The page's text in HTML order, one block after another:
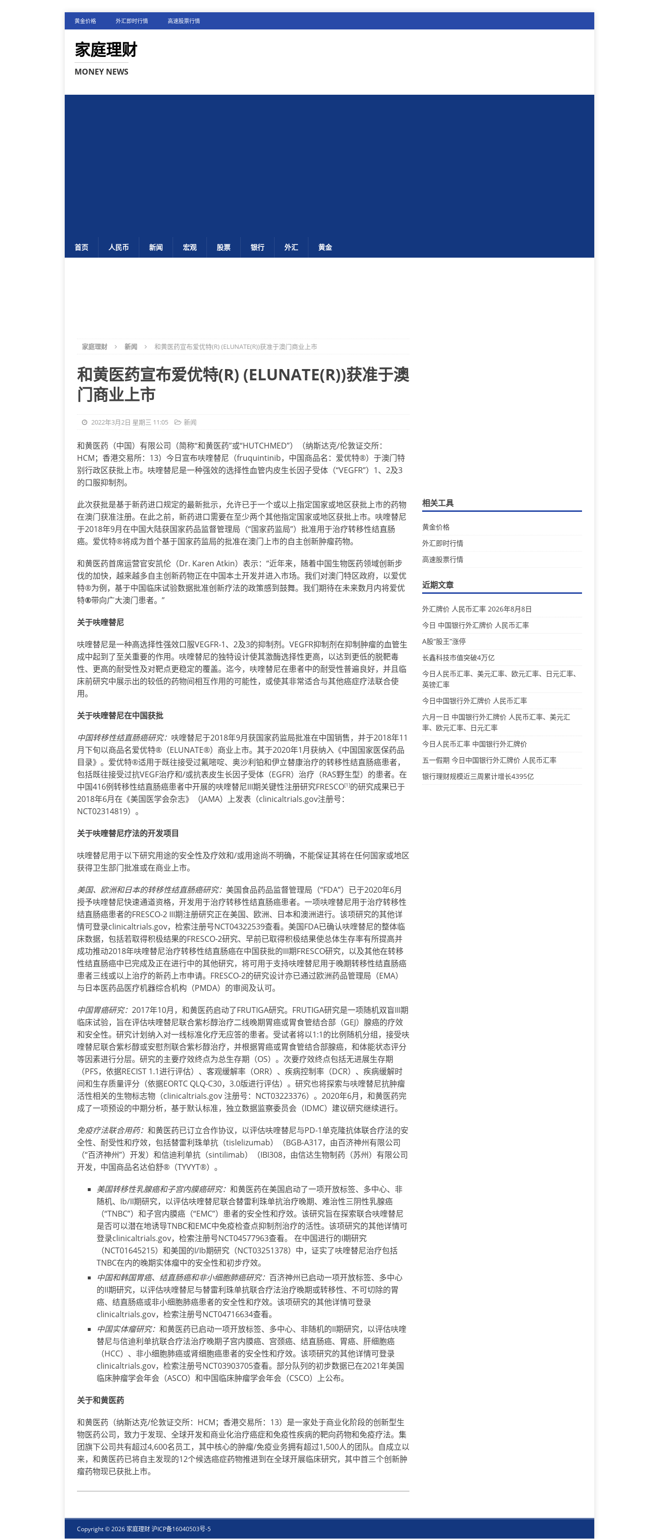
黄金价格 外汇即时行情 高速股票行情
家庭理财
MONEY NEWS
首页 人民币 新闻 宏观 股票 银行 外汇 黄金
家庭理财 新闻 和黄医药宣布爱优特(R) (ELUNATE(R))获准于澳门商业上市
和黄医药宣布爱优特(R) (ELUNATE(R))获准于澳
门商业上市
2022年3月2日 星期三 11:05 新闻
和黄医药（中国）有限公司（简称“和黄医药”或“HUTCHMED”）（纳斯达克/伦敦证交所：
HCM；香港交易所：13）今日宣布呋喹替尼（fruquintinib，中国商品名：爱优特®）于澳门特
别行政区获批上市。呋喹替尼是一种强效的选择性血管内皮生长因子受体（“VEGFR”）1、2及3
的口服抑制剂。
此次获批是基于新药进口规定的最新批示，允许已于一个或以上指定国家或地区获批上市的药物
在澳门获准注册。在此之前，新药进口需要在至少两个其他指定国家或地区获批上市。呋喹替尼
于2018年9月在中国大陆获国家药品监督管理局（“国家药监局”）批准用于治疗转移性结直肠
癌。爱优特®将成为首个基于国家药监局的批准在澳门上市的自主创新肿瘤药物。
和黄医药首席运营官安凯伦（Dr. Karen Atkin）表示：“近年来，随着中国生物医药领域创新步
伐的加快，越来越多自主创新药物正在中国本土开发并进入市场。我们对澳门特区政府，以爱优
特®为例，基于中国临床试验数据批准创新疗法的政策感到鼓舞。我们期待在未来数月内将爱优
特®带向广大澳门患者。”
关于呋喹替尼
呋喹替尼是一种高选择性强效口服VEGFR-1、2及3的抑制剂。VEGFR抑制剂在抑制肿瘤的血管生
成中起到了至关重要的作用。呋喹替尼的独特设计使其激酶选择性更高，以达到更低的脱靶毒
性、更高的耐受性及对靶点更稳定的覆盖。迄今，呋喹替尼在患者中的耐受性普遍良好，并且临
床前研究中展示出的较低的药物间相互作用的可能性，或使其非常适合与其他癌症疗法联合使
用。
关于呋喹替尼在中国获批
中国转移性结直肠癌研究： 呋喹替尼于2018年9月获国家药监局批准在中国销售，并于2018年11
月下旬以商品名爱优特®（ELUNATE®）商业上市。其于2020年1月获纳入《中国国家医保药品
目录》。爱优特®适用于既往接受过氟嘧啶、奥沙利铂和伊立替康治疗的转移性结直肠癌患者，
包括既往接受过抗VEGF治疗和/或抗表皮生长因子受体（EGFR）治疗（RAS野生型）的患者。在
中国416例转移性结直肠癌患者中开展的呋喹替尼III期关键性注册研究FRESCO[1]的研究成果已于
2018年6月在《美国医学会杂志》（JAMA）上发表（clinicaltrials.gov注册号：
NCT02314819）。
关于呋喹替尼疗法的开发项目
呋喹替尼用于以下研究用途的安全性及疗效和/或用途尚不明确，不能保证其将在任何国家或地区
获得卫生部门批准或在商业上市。
美国、欧洲和日本的转移性结直肠癌研究： 美国食品药品监督管理局（“FDA”）已于2020年6月
授予呋喹替尼快速通道资格，开发用于治疗转移性结直肠癌患者。一项呋喹替尼用于治疗转移性
结直肠癌患者的FRESCO-2 III期注册研究正在美国、欧洲、日本和澳洲进行。该项研究的其他详
情可登录clinicaltrials.gov，检索注册号NCT04322539查看。美国FDA已确认呋喹替尼的整体临
床数据，包括若取得积极结果的FRESCO-2研究、早前已取得积极结果使总体生存率有所提高并
成功推动2018年呋喹替尼治疗转移性结直肠癌在中国获批的III期FRESCO研究，以及其他在转移
性结直肠癌中已完成及正在进行中的其他研究，将可用于支持呋喹替尼用于晚期转移性结直肠癌
患者三线或以上治疗的新药上市申请。FRESCO-2的研究设计亦已通过欧洲药品管理局（EMA）
与日本医药品医疗机器综合机构（PMDA）的审阅及认可。
中国胃癌研究： 2017年10月，和黄医药启动了FRUTIGA研究。FRUTIGA研究是一项随机双盲III期
临床试验，旨在评估呋喹替尼联合紫杉醇治疗二线晚期胃癌或胃食管结合部（GEJ）腺癌的疗效
和安全性。研究计划纳入对一线标准化疗无应答的患者。受试者将以1:1的比例随机分组，接受呋
喹替尼联合紫杉醇或安慰剂联合紫杉醇治疗，并根据胃癌或胃食管结合部腺癌，和体能状态评分
等因素进行分层。研究的主要疗效终点为总生存期（OS）。次要疗效终点包括无进展生存期
（PFS，依据RECIST 1.1进行评估）、客观缓解率（ORR）、疾病控制率（DCR）、疾病缓解时
间和生存质量评分（依据EORTC QLQ-C30，3.0版进行评估）。研究也将探索与呋喹替尼抗肿瘤
活性相关的生物标志物（clinicaltrials.gov 注册号：NCT03223376）。2020年6月，和黄医药完
成了一项预设的中期分析，基于默认标准，独立数据监察委员会（IDMC）建议研究继续进行。
免疫疗法联合用药： 和黄医药已订立合作协议，以评估呋喹替尼与PD-1单克隆抗体联合疗法的安
全性、耐受性和疗效，包括替雷利珠单抗（tislelizumab）（BGB-A317，由百济神州有限公司
（“百济神州”）开发）和信迪利单抗（sintilimab）（IBI308，由信达生物制药（苏州）有限公司
开发，中国商品名达伯舒®（TYVYT®） 。
美国转移性乳腺癌和子宫内膜癌研究： 和黄医药在美国启动了一项开放标签、多中心、非
随机、Ib/II期研究，以评估呋喹替尼联合替雷利珠单抗治疗晚期、难治性三阴性乳腺癌
（“TNBC”）和子宫内膜癌（“EMC”）患者的安全性和疗效。该研究旨在探索联合呋喹替尼
是否可以潜在地诱导TNBC和EMC中免疫检查点抑制剂治疗的活性。该项研究的其他详情可
登录clinicaltrials.gov，检索注册号NCT04577963查看。 在中国进行的I期研究
（NCT01645215）和美国的I/Ib期研究（NCT03251378）中，证实了呋喹替尼治疗包括
TNBC在内的晚期实体瘤中的安全性和初步疗效。
中国和韩国胃癌、 结直肠癌和非小细胞肺癌研究： 百济神州已启动一项开放标签、多中心
的II期研究，以评估呋喹替尼与替雷利珠单抗联合疗法治疗晚期或转移性、不可切除的胃
癌、结直肠癌或非小细胞肺癌患者的安全性和疗效。该项研究的其他详情可登录
clinicaltrials.gov，检索注册号NCT04716634查看。
中国实体瘤研究： 和黄医药已启动一项开放标签、多中心、非随机的II期研究，以评估呋喹
替尼与信迪利单抗联合疗法治疗晚期子宫内膜癌、宫颈癌、结直肠癌、胃癌、肝细胞癌
（HCC）、非小细胞肺癌或肾细胞癌患者的安全性和疗效。该项研究的其他详情可登录
clinicaltrials.gov，检索注册号NCT03903705查看。部分队列的初步数据已在2021年美国
临床肿瘤学会年会（ASCO）和中国临床肿瘤学会年会（CSCO）上公布。
关于和黄医药
和黄医药（纳斯达克/伦敦证交所：HCM；香港交易所：13）是一家处于商业化阶段的创新型生
物医药公司，致力于发现、全球开发和商业化治疗癌症和免疫性疾病的靶向药物和免疫疗法。集
团旗下公司共有超过4,600名员工，其中核心的肿瘤/免疫业务拥有超过1,500人的团队。自成立以
来，和黄医药已将自主发现的12个候选癌症药物推进到在全球开展临床研究，其中首三个创新肿
瘤药物现已获批上市。
相关工具
黄金价格
外汇即时行情
高速股票行情
近期文章
外汇牌价 人民币汇率 2026年8月8日
今日 中国银行外汇牌价 人民币汇率
A股“股王”涨停
长鑫科技市值突破4万亿
今日人民币汇率、美元汇率、欧元汇率、日元汇率、
英镑汇率
今日中国银行外汇牌价 人民币汇率
六月一日 中国银行外汇牌价 人民币汇率、美元汇
率、欧元汇率、日元汇率
今日人民币汇率 中国银行外汇牌价
五一假期 今日中国银行外汇牌价 人民币汇率
银行理财规模近三周累计增长4395亿
Copyright © 2026 家庭理财沪ICP备16040503号-5